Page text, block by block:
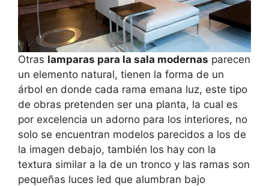
Otras lamparas para la sala modernas parecen
un elemento natural, tienen la forma de un
árbol en donde cada rama emana luz, este tipo
de obras pretenden ser una planta, la cual es
por excelencia un adorno para los interiores, no
solo se encuentran modelos parecidos a los de
la imagen debajo, también los hay con la
textura similar a la de un tronco y las ramas son
pequeñas luces led que alumbran bajo